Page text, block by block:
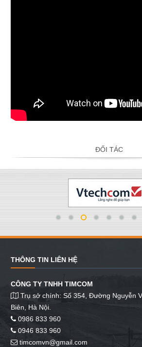
ĐỐI TÁC
THÔNG TIN LIÊN HỆ
CÔNG TY TNHH TIMCOM
Trụ sở chính: Số 354, Đường Nguyễn
Biên, Hà Nội.
0986 833 960
0946 833 960
timcomvn@gmail.com